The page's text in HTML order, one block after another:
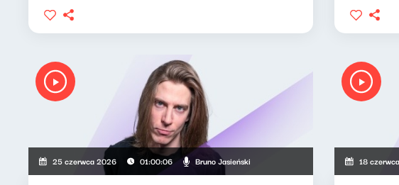
25 czerwca 2026 01:00:06 Bruno Jasieński 18